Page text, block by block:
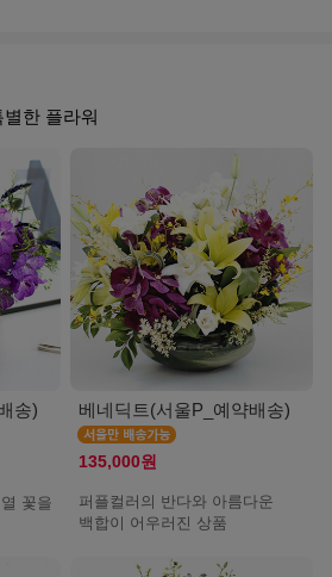
한 플라워
송)
꽃을
베네딕트(서울P_예약배송)
135,000원
퍼플컬러의 반다와 아름다운
백합이 어우러진 상품